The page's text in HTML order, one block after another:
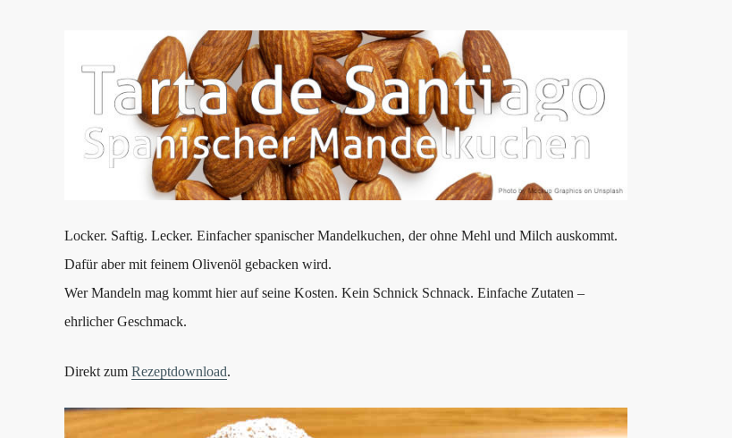
Locker. Saftig. Lecker. Einfacher spanischer Mandelkuchen, der ohne Mehl und Milch auskommt.
Dafür aber mit feinem Olivenöl gebacken wird.
Wer Mandeln mag kommt hier auf seine Kosten. Kein Schnick Schnack. Einfache Zutaten –
ehrlicher Geschmack.
Direkt zum Rezeptdownload.